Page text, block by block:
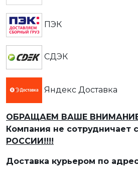
ПЭК
СДЭК
Яндекс Доставка
ОБРАЩАЕМ ВАШЕ
Компания не сотрудничает с
РОССИИ!!!!
Доставка курьером по